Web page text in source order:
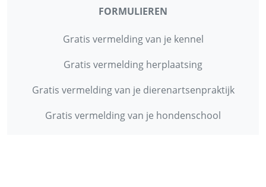
FORMULIEREN
Gratis vermelding van je kennel
Gratis vermelding herplaatsing
Gratis vermelding van je dierenartsenpraktijk
Gratis vermelding van je hondenschool